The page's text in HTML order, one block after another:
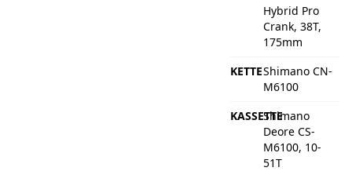
Hybrid Pro
Crank, 38T,
175mm
KETTEShimano CN-
M6100
KASSETTEShimano
Deore CS-
M6100, 10-
51T